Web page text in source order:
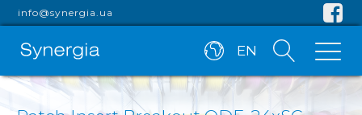
info@synergia.ua
EN